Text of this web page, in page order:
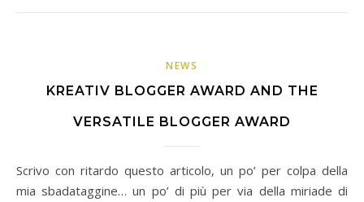
NEWS
KREATIV BLOGGER AWARD AND THE
VERSATILE BLOGGER AWARD
Scrivo con ritardo questo articolo, un po’ per colpa della
mia sbadataggine… un po’ di più per via della miriade di